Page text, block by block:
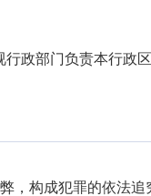
政部门负责本行政
，构成犯罪的依法